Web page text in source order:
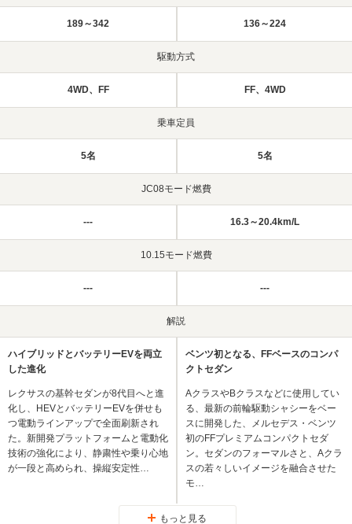
189～342 136～224
駆動方式
4WD、FF FF、4WD
乗車定員
5名 5名
JC08モード燃費
--- 16.3～20.4km/L
10.15モード燃費
--- ---
解説
ハイブリッドとバッテリーEVを両立
した進化
レクサスの基幹セダンが8代目へと進
化し、HEVとバッテリーEVを併せも
つ電動ラインアップで全面刷新され
た。新開発プラットフォームと電動化
技術の強化により、静粛性や乗り心地
が一段と高められ、操縦安定性…
ベンツ初となる、FFベースのコンパ
クトセダン
AクラスやBクラスなどに使用してい
る、最新の前輪駆動シャシーをベー
スに開発した、メルセデス・ベンツ
初のFFプレミアムコンパクトセダ
ン。セダンのフォーマルさと、Aクラ
スの若々しいイメージを融合させた
モ…
もっと見る